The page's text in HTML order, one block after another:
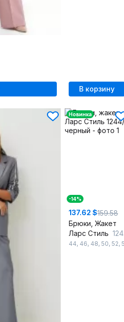
В корзину
Новинка
-14%
137.62 $159.58
Брюки, Жакет
Ларс Стиль 1244/1 черный
44, 46, 48, 50, 52,